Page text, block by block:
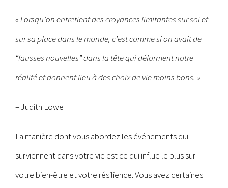
« Lorsqu’on entretient des croyances limitantes sur soi et
sur sa place dans le monde, c’est comme si on avait de
“fausses nouvelles” dans la tête qui déforment notre
réalité et donnent lieu à des choix de vie moins bons. »
– Judith Lowe
La manière dont vous abordez les événements qui
surviennent dans votre vie est ce qui influe le plus sur
votre bien-être et votre résilience. Vous avez certaines